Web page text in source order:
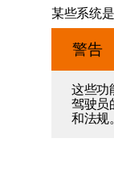
某些系统
警告
这些功
驾驶员
和法规